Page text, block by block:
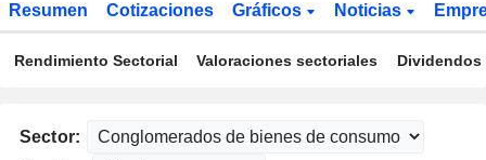
Resumen Cotizaciones Gráficos Noticias
Rendimiento Sectorial Valoraciones sectoriales
Sector: